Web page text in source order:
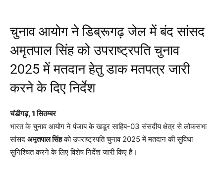
चुनाव आयोग ने डिब्रूगढ़ जेल में बंद सांसद
अमृतपाल सिंह को उपराष्ट्रपति चुनाव
2025 में मतदान हेतु डाक मतपत्र जारी
करने के दिए निर्देश
चंडीगढ़, 1 सितम्बर
भारत के चुनाव आयोग ने पंजाब के खडूर साहिब-03 संसदीय क्षेत्र से लोकसभा
सांसद अमृतपाल सिंहको उपराष्ट्रपति चुनाव 2025 में मतदान की सुविधा
सुनिश्चित करने के लिए विशेष निर्देश जारी किए हैं।